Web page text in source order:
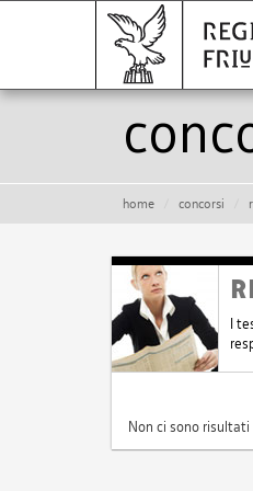
home concorsi
I
Non ci sono